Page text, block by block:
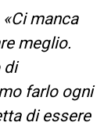
«Ci manca
meglio.
di
farlo ogni
di essere